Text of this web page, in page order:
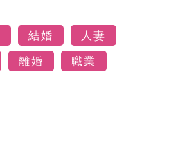
結婚
人妻
離婚 職業